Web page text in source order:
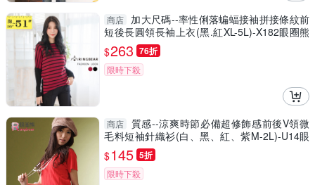
商店
加大尺碼--率性俐落蝙蝠接袖拼接條紋前
短後長圓領長袖上衣(黑.紅XL-5L)-X182眼圈熊
中大尺碼
$263 76折
限時下殺
商店
質感--涼爽時節必備超修飾感前後V領微
毛料短袖針織衫(白、黑、紅、紫M-2L)-U14眼
圈熊中大尺碼
$145 5折
限時下殺